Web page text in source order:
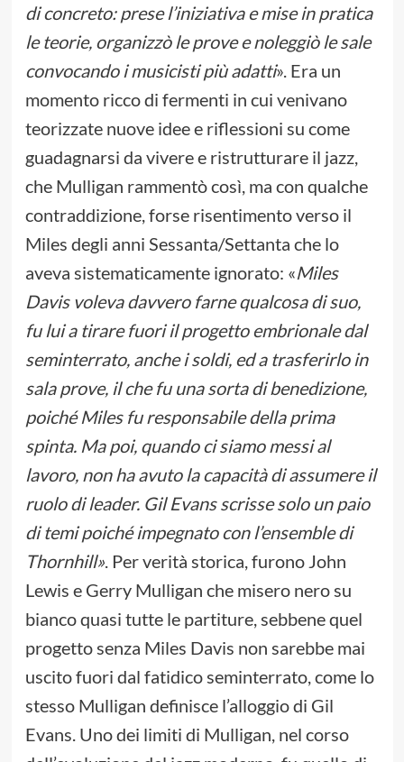
di concreto: prese l’iniziativa e mise in pratica
le teorie, organizzò le prove e noleggiò le sale
convocando i musicisti più adatti». Era un
momento ricco di fermenti in cui venivano
teorizzate nuove idee e riflessioni su come
guadagnarsi da vivere e ristrutturare il jazz,
che Mulligan rammentò così, ma con qualche
contraddizione, forse risentimento verso il
Miles degli anni Sessanta/Settanta che lo
aveva sistematicamente ignorato: «Miles
Davis voleva davvero farne qualcosa di suo,
fu lui a tirare fuori il progetto embrionale dal
seminterrato, anche i soldi, ed a trasferirlo in
sala prove, il che fu una sorta di benedizione,
poiché Miles fu responsabile della prima
spinta. Ma poi, quando ci siamo messi al
lavoro, non ha avuto la capacità di assumere il
ruolo di leader. Gil Evans scrisse solo un paio
di temi poiché impegnato con l’ensemble di
Thornhill». Per verità storica, furono John
Lewis e Gerry Mulligan che misero nero su
bianco quasi tutte le partiture, sebbene quel
progetto senza Miles Davis non sarebbe mai
uscito fuori dal fatidico seminterrato, come lo
stesso Mulligan definisce l’alloggio di Gil
Evans. Uno dei limiti di Mulligan, nel corso